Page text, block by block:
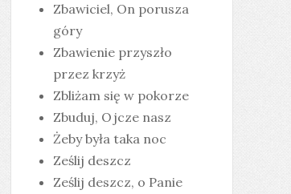
Zbawiciel, On porusza
góry
Zbawienie przyszło
przez krzyż
Zbliżam się w pokorze
Zbuduj, Ojcze nasz
Żeby była taka noc
Ześlij deszcz
Ześlij deszcz, o Panie